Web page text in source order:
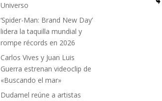
Universo
‘Spider-Man: Brand New Day’
lidera la taquilla mundial y
rompe récords en 2026
Carlos Vives y Juan Luis
Guerra estrenan videoclip de
«Buscando el mar»
Dudamel reúne a artistas